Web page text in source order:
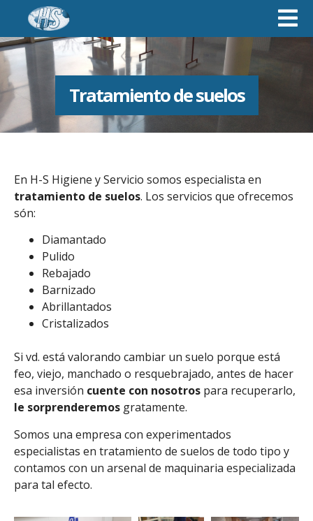
Tratamiento de suelos
En H-S Higiene y Servicio somos especialista en
tratamiento de suelos. Los servicios que ofrecemos
són:
Diamantado
Pulido
Rebajado
Barnizado
Abrillantados
Cristalizados
Si vd. está valorando cambiar un suelo porque está
feo, viejo, manchado o resquebrajado, antes de hacer
esa inversión cuente con nosotros para recuperarlo,
le sorprenderemos gratamente.
Somos una empresa con experimentados
especialistas en tratamiento de suelos de todo tipo y
contamos con un arsenal de maquinaria especializada
para tal efecto.